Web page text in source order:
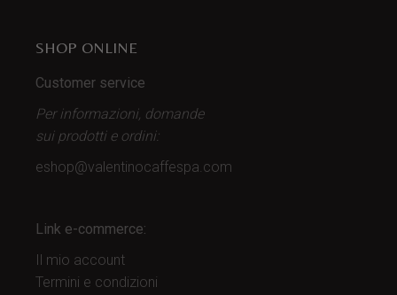
SHOP ONLINE
Customer service
Per informazioni, domande
sui prodotti e ordini:
eshop@valentinocaffespa.com
Link e-commerce:
Il mio account
Termini e condizioni